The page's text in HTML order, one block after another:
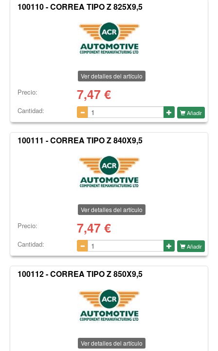
100110 - CORREA TIPO Z 825X9,5
Ver detalles del artículo
Precio: 7,47€
Cantidad: Añadir
100111 - CORREA TIPO Z 840X9,5
Ver detalles del artículo
Precio: 7,47€
Cantidad: Añadir
100112 - CORREA TIPO Z 850X9,5
Ver detalles del artículo